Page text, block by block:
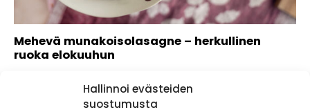
Hallinnoi evästeiden
suostumusta
Mehevä munakoisolasagne – herkullinen
ruoka elokuuhun
kokkaile herkullista munakoisolasagnea. Nauti mehevä
munakoisolasagne raikkaan vihersalaatin kanssa....